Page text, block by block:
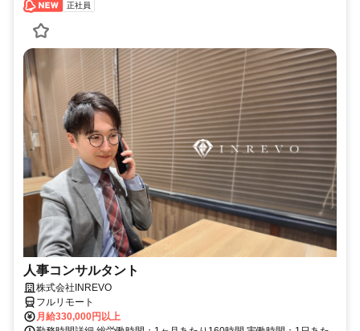
正社員
人事コンサルタント
株式会社INREVO
フルリモート
月給330,000円以上